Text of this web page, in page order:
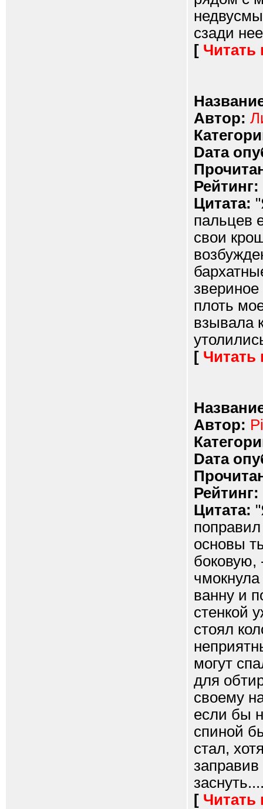
сзади
[ Читать
Автор:
Dата
Рейтинг:
Цитата:
пальцев
свои
плоть
взывала
[ Читать
Автор:
Dата
Рейтинг:
Цитата:
основы
боковую,
ванну и
стенкой
стоял
могут
для
своему
если бы
спиной
стал,
[ Читать